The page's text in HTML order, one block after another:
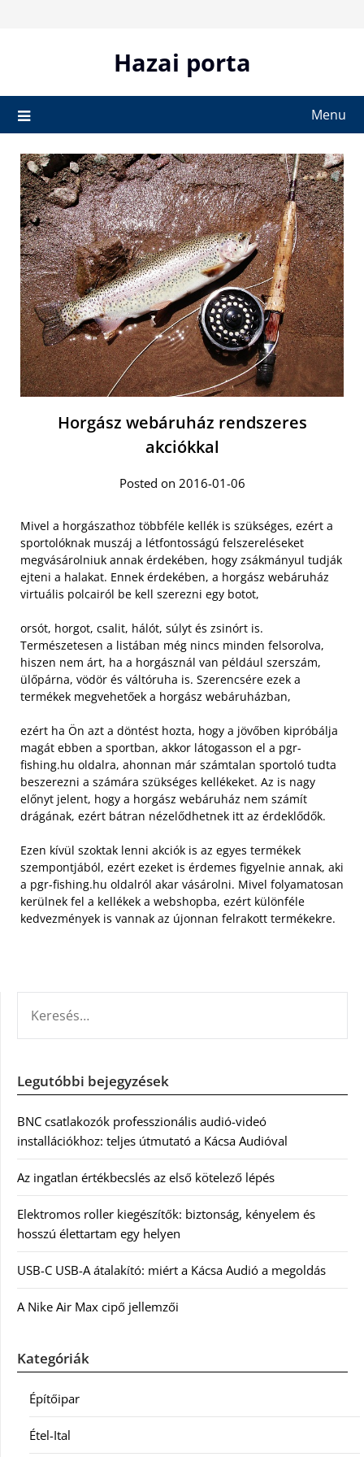
Hazai porta
Menu
Horgász webáruház rendszeres
akciókkal
Posted on 2016-01-06
Mivel a horgászathoz többféle kellék is szükséges, ezért a
sportolóknak muszáj a létfontosságú felszereléseket
megvásárolniuk annak érdekében, hogy zsákmányul tudják
ejteni a halakat. Ennek érdekében, a horgász webáruház
virtuális polcairól be kell szerezni egy botot,
orsót, horgot, csalit, hálót, súlyt és zsinórt is.
Természetesen a listában még nincs minden felsorolva,
hiszen nem árt, ha a horgásznál van például szerszám,
ülőpárna, vödör és váltóruha is. Szerencsére ezek a
termékek megvehetőek a horgász webáruházban,
ezért ha Ön azt a döntést hozta, hogy a jövőben kipróbálja
magát ebben a sportban, akkor látogasson el a pgr-
fishing.hu oldalra, ahonnan már számtalan sportoló tudta
beszerezni a számára szükséges kellékeket. Az is nagy
előnyt jelent, hogy a horgász webáruház nem számít
drágának, ezért bátran nézelődhetnek itt az érdeklődők.
Ezen kívül szoktak lenni akciók is az egyes termékek
szempontjából, ezért ezeket is érdemes figyelnie annak, aki
a pgr-fishing.hu oldalról akar vásárolni. Mivel folyamatosan
kerülnek fel a kellékek a webshopba, ezért különféle
kedvezmények is vannak az újonnan felrakott termékekre.
Legutóbbi bejegyzések
BNC csatlakozók professzionális audió-videó
installációkhoz: teljes útmutató a Kácsa Audióval
Az ingatlan értékbecslés az első kötelező lépés
Elektromos roller kiegészítők: biztonság, kényelem és
hosszú élettartam egy helyen
USB-C USB-A átalakító: miért a Kácsa Audió a megoldás
A Nike Air Max cipő jellemzői
Kategóriák
Építőipar
Étel-Ital